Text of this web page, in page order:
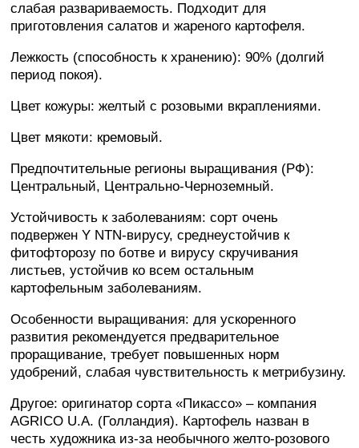
слабая развариваемость. Подходит для
приготовления салатов и жареного картофеля.
Лежкость (способность к хранению): 90% (долгий
период покоя).
Цвет кожуры: желтый с розовыми вкраплениями.
Цвет мякоти: кремовый.
Предпочтительные регионы выращивания (РФ):
Центральный, Центрально-Черноземный.
Устойчивость к заболеваниям: сорт очень
подвержен Y NTN-вирусу, среднеустойчив к
фитофторозу по ботве и вирусу скручивания
листьев, устойчив ко всем остальным
картофельным заболеваниям.
Особенности выращивания: для ускоренного
развития рекомендуется предварительное
проращивание, требует повышенных норм
удобрений, слабая чувствительность к метрибузину.
Другое: оригинатор сорта «Пикассо» – компания
AGRICO U.A. (Голландия). Картофель назван в
честь художника из-за необычного желто-розового